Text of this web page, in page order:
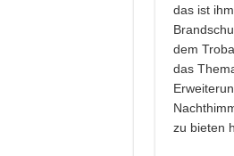
das ist
dem
das
zu bieten